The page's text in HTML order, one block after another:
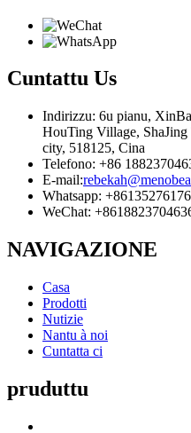
Cuntattu Us
Indirizzu: 6u pianu,
HouTing Village,
city, 518125, Cina
Telefono: +86
E-mail:
Whatsapp:
WeChat:
NAVIGAZIONE
Casa
Prodotti
Nutizie
Nantu à noi
Cuntatta ci
pruduttu